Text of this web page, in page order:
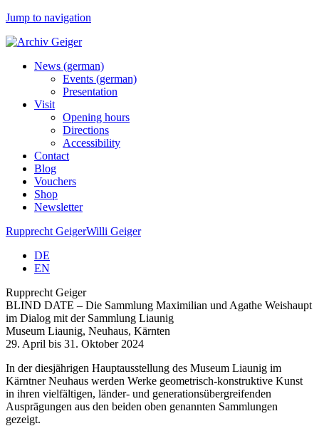
Jump to navigation
News (german)
Events (german)
Presentation
Visit
Opening hours
Directions
Accessibility
Contact
Blog
Vouchers
Shop
Newsletter
Rupprecht GeigerWilli Geiger
DE
EN
Rupprecht Geiger
BLIND DATE – Die Sammlung Maximilian und Agathe Weishaupt
im Dialog mit der Sammlung Liaunig
Museum Liaunig, Neuhaus, Kärnten
29. April bis 31. Oktober 2024
In der diesjährigen Hauptausstellung des Museum Liaunig im
Kärntner Neuhaus werden Werke geometrisch-konstruktive Kunst
in ihren vielfältigen, länder- und generationsübergreifenden
Ausprägungen aus den beiden oben genannten Sammlungen
gezeigt.